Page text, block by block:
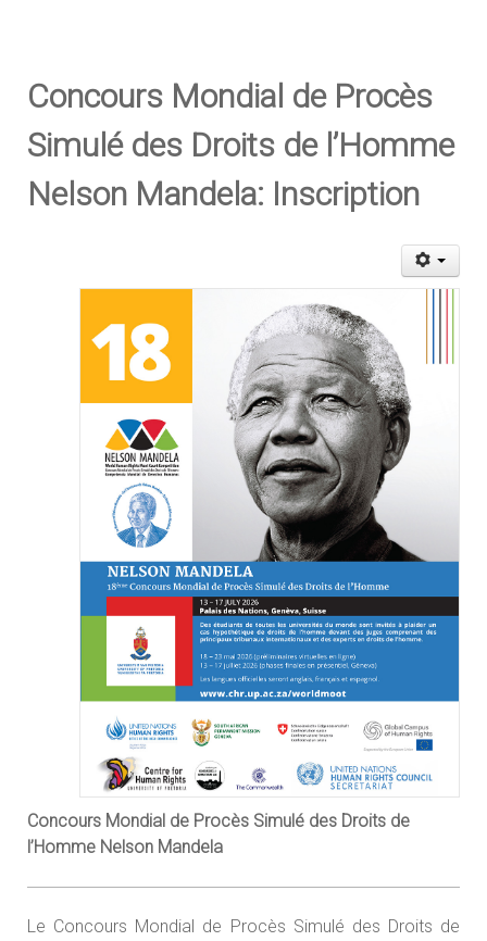
Concours Mondial de Procès
Simulé des Droits de l’Homme
Nelson Mandela: Inscription
Concours Mondial de Procès Simulé des Droits de
l’Homme Nelson Mandela
Le Concours Mondial de Procès Simulé des Droits de